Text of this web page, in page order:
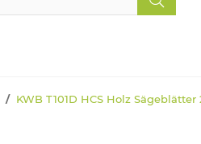
KWB T101D HCS Holz Sägeblätter